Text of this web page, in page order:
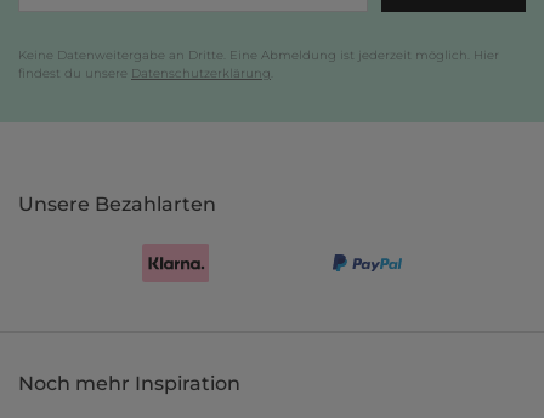
Keine Datenweitergabe an Dritte. Eine Abmeldung ist jederzeit möglich. Hier
findest du unsere Datenschutzerklärung
Unsere Bezahlarten
Noch mehr Inspiration